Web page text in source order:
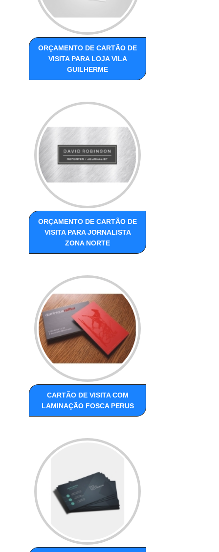
ORÇAMENTO DE CARTÃO DE
VISITA PARA LOJA VILA
GUILHERME
ORÇAMENTO DE CARTÃO DE
VISITA PARA JORNALISTA
ZONA NORTE
CARTÃO DE VISITA COM
LAMINAÇÃO FOSCA PERUS